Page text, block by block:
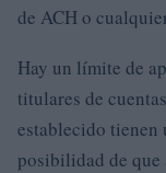
de ACH o
Hay un límite de
titulares de
establecido tienen
posibilidad de que